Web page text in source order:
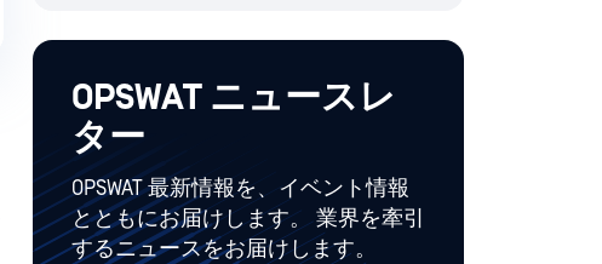
OPSWAT ニュースレ
ター
OPSWAT 最新情報を、イベント情報
とともにお届けします。 業界を牽引
するニュースをお届けします。